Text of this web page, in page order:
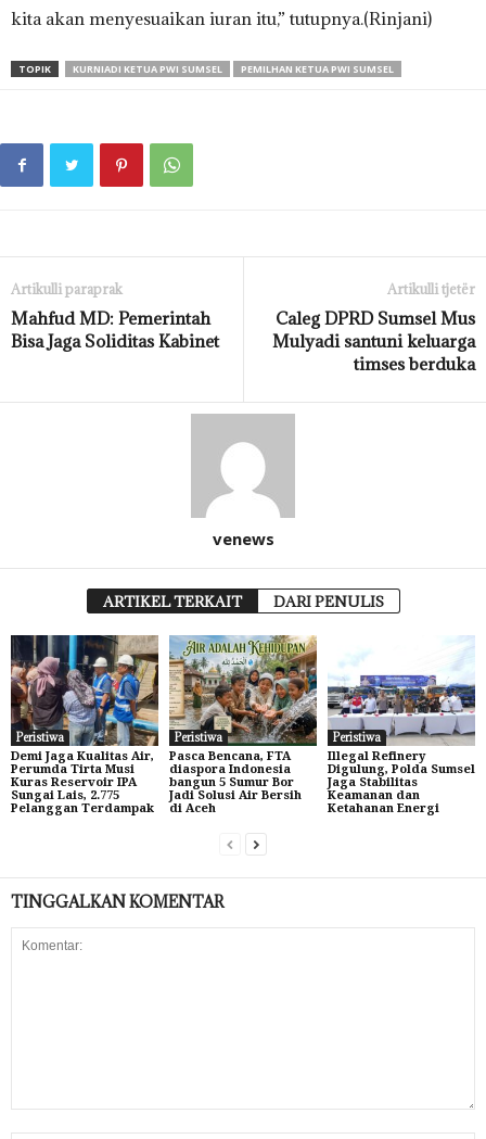
kita akan menyesuaikan iuran itu,” tutupnya.(Rinjani)
TOPIK KURNIADI KETUA PWI SUMSEL PEMILHAN KETUA PWI SUMSEL
Artikulli paraprak
Mahfud MD: Pemerintah
Bisa Jaga Soliditas Kabinet
Artikulli tjetër
Caleg DPRD Sumsel Mus
Mulyadi santuni keluarga
timses berduka
venews
ARTIKEL TERKAIT DARI PENULIS
Peristiwa
Demi Jaga Kualitas Air,
Perumda Tirta Musi
Kuras Reservoir IPA
Sungai Lais, 2.775
Pelanggan Terdampak
Peristiwa
Pasca Bencana, FTA
diaspora Indonesia
bangun 5 Sumur Bor
Jadi Solusi Air Bersih
di Aceh
Peristiwa
Illegal Refinery
Digulung, Polda Sumsel
Jaga Stabilitas
Keamanan dan
Ketahanan Energi
TINGGALKAN KOMENTAR